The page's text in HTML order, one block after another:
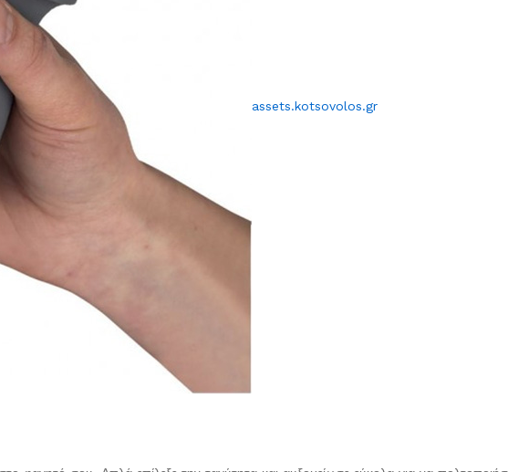
assets.kotsovolos.gr